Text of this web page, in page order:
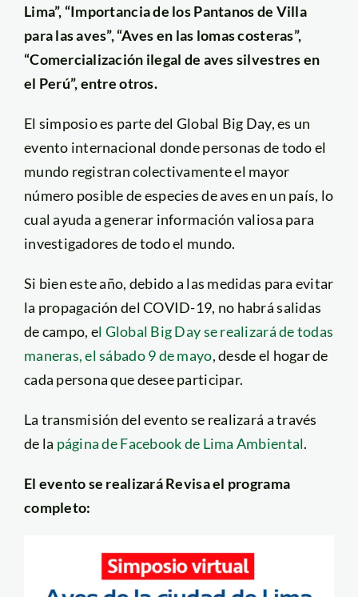
Lima”, “Importancia de los Pantanos de Villa
para las aves”, “Aves en las lomas costeras”,
“Comercialización ilegal de aves silvestres en
el Perú”, entre otros.
El simposio es parte del Global Big Day, es un
evento internacional donde personas de todo el
mundo registran colectivamente el mayor
número posible de especies de aves en un país, lo
cual ayuda a generar información valiosa para
investigadores de todo el mundo.
Si bien este año, debido a las medidas para evitar
la propagación del COVID-19, no habrá salidas
de campo, el Global Big Day se realizará de todas
maneras, el sábado 9 de mayo, desde el hogar de
cada persona que desee participar.
La transmisión del evento se realizará a través
de la página de Facebook de Lima Ambiental.
El evento se realizará Revisa el programa
completo: